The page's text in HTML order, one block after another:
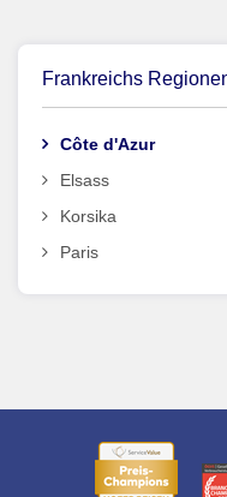
Frankreichs
Côte d'Azur
Elsass
Korsika
Paris